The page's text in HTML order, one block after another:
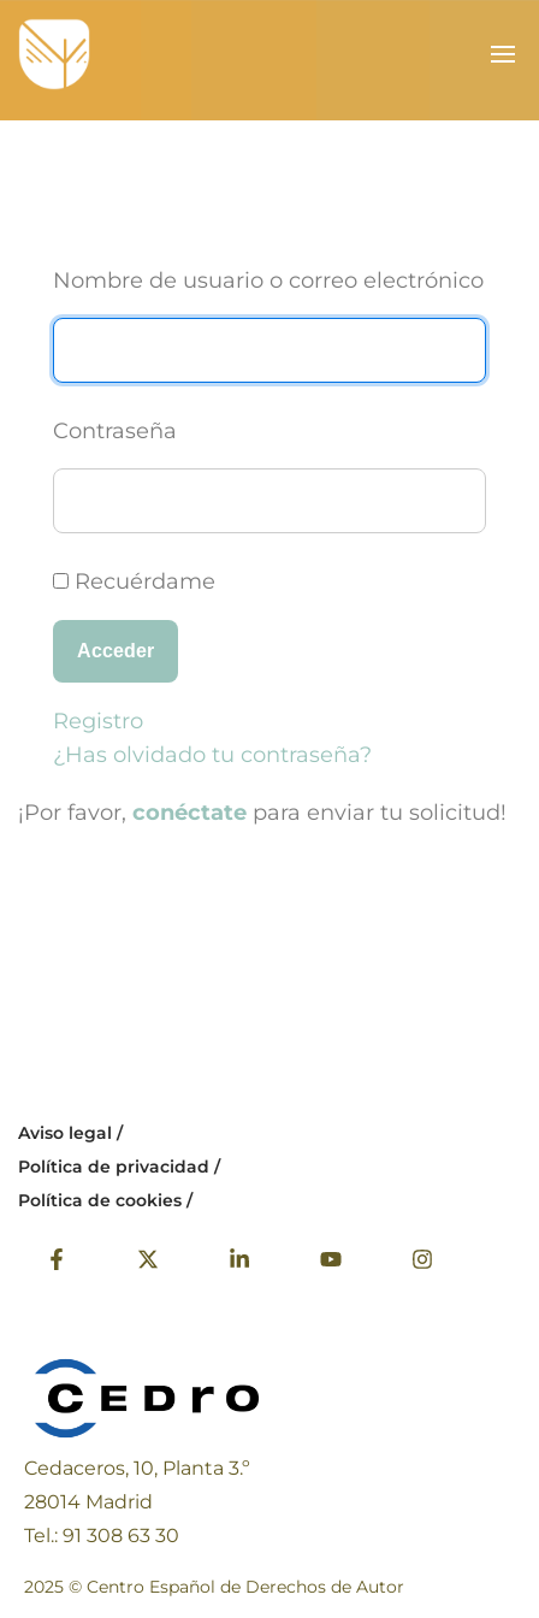
Nombre de usuario o correo electrónico
Contraseña
Recuérdame
Acceder
Registro
¿Has olvidado tu contraseña?
¡Por favor, conéctate para enviar tu solicitud!
Aviso legal /
Política de privacidad /
Política de cookies /
Cedaceros, 10, Planta 3.º
28014 Madrid
Tel.: 91 308 63 30
2025 © Centro Español de Derechos de Autor